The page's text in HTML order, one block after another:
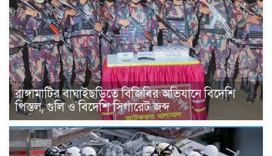
রাঙ্গামাটির বাঘাইছড়িতে বিজিবির অভিযানে বিদেশি
পিস্তল, গুলি ও বিদেশি সিগারেট জব্দ